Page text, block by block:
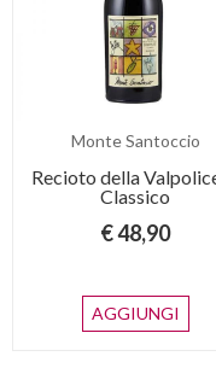
Monte Santoccio
Recioto della
Classico
€ 48,90
AGGIUNGI